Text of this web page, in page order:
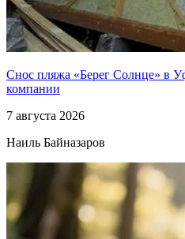
Снос пляжа «Берег Солнце» в
компании
7 августа 2026
Наиль Байназаров